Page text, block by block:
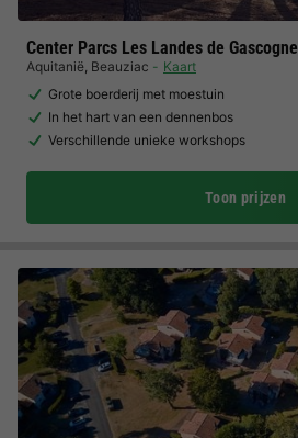
Center Parcs Les Landes de Gascogne
Aquitanië, Beauziac
Kaart
Grote boerderij met moestuin
In het hart van een dennenbos
Verschillende unieke workshops
Toon prijzen